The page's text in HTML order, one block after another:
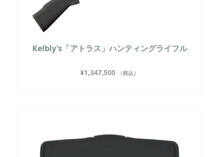
Kelbly’s「アトラス」ハンティングライフル
¥1,347,500 （税込）